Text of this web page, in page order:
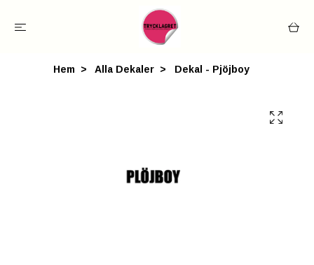
Hem Alla Dekaler Dekal - Pjöjboy